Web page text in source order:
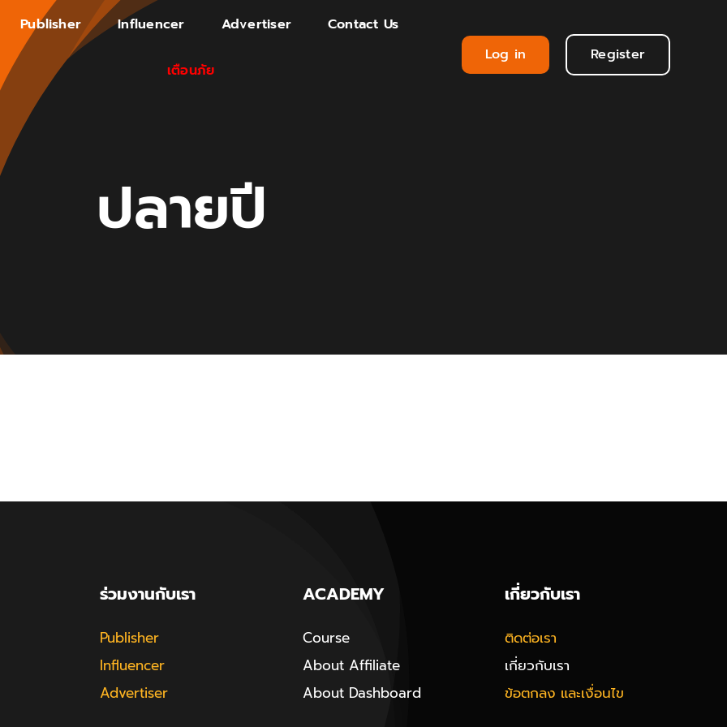
Publisher Influencer Advertiser Contact Us
เตือนภัย
Log in Register
ปลายปี
ร่วมงานกับเรา
Publisher
Influencer
Advertiser
ACADEMY
Course
About Affiliate
About Dashboard
เกี่ยวกับเรา
ติดต่อเรา
เกี่ยวกับเรา
ข้อตกลง และเงื่อนไข